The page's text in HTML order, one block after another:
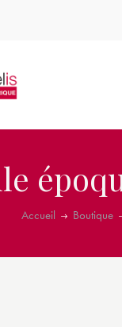
Accueil Boutique